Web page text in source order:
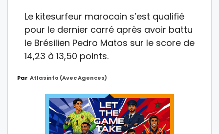
Le kitesurfeur marocain s’est qualifié
pour le dernier carré après avoir battu
le Brésilien Pedro Matos sur le score de
14,23 à 13,50 points.
Par Atlasinfo (avec Agences)